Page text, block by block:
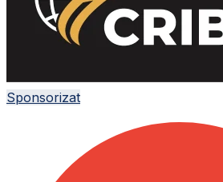
Sponsorizat